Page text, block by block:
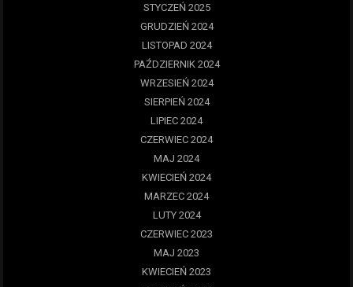
STYCZEŃ 2025
GRUDZIEŃ 2024
LISTOPAD 2024
PAŹDZIERNIK 2024
WRZESIEŃ 2024
SIERPIEŃ 2024
LIPIEC 2024
CZERWIEC 2024
MAJ 2024
KWIECIEŃ 2024
MARZEC 2024
LUTY 2024
CZERWIEC 2023
MAJ 2023
KWIECIEŃ 2023